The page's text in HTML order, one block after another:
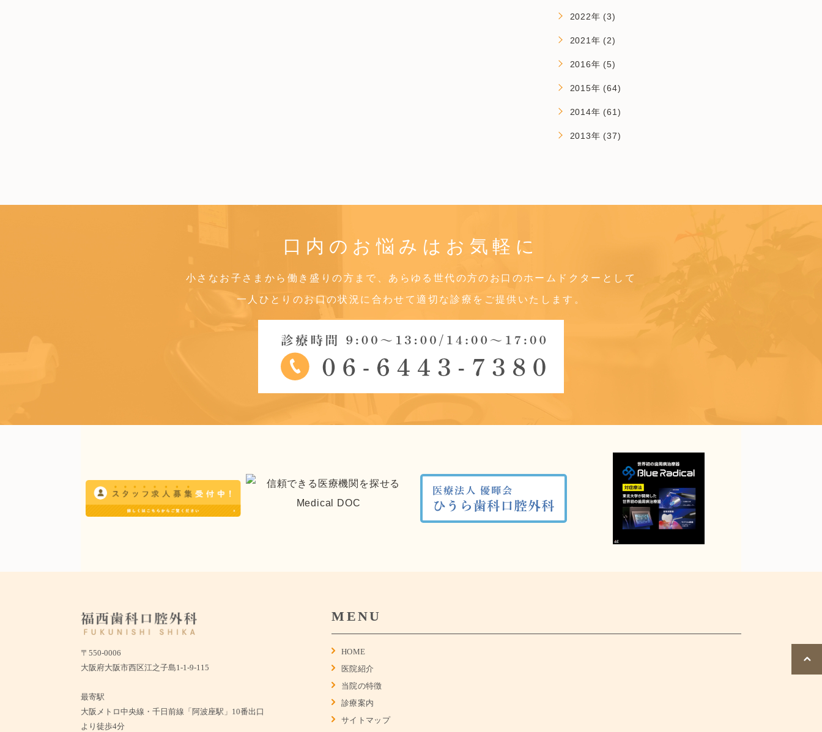
2022年 (3)
2021年 (2)
2016年 (5)
2015年 (64)
2014年 (61)
2013年 (37)
口内のお悩みは お気軽に
小さなお子さまから働き盛りの方まで、あらゆる世代の方のお口のホームドクターとして
一人ひとりのお口の状況に合わせて適切な診療をご提供いたします。
〒550-0006
大阪府大阪市西区江之子島1-1-9-115
最寄駅
大阪メトロ中央線・千日前線「阿波座駅」10番出口
より徒歩4分
MENU
HOME
医院紹介
当院の特徴
診療案内
サイトマップ